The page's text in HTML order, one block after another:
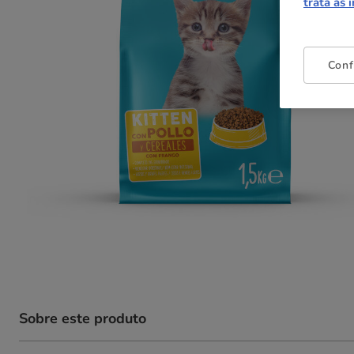
Sobre este produto